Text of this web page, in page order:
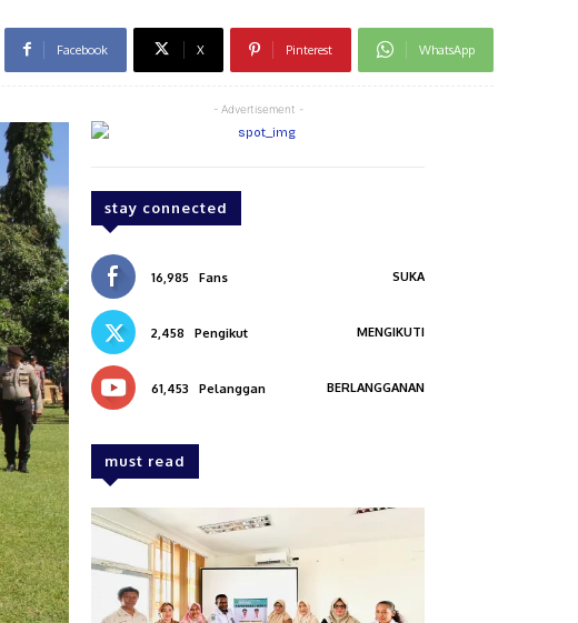
Facebook X Pinterest WhatsApp
- Advertisement -
stay connected
16,985 Fans SUKA
2,458 Pengikut MENGIKUTI
61,453 Pelanggan BERLANGGANAN
must read